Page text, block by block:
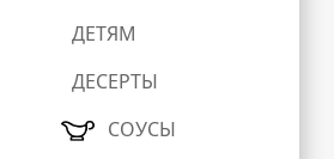
ДЕТЯМ
ДЕСЕРТЫ
СОУСЫ